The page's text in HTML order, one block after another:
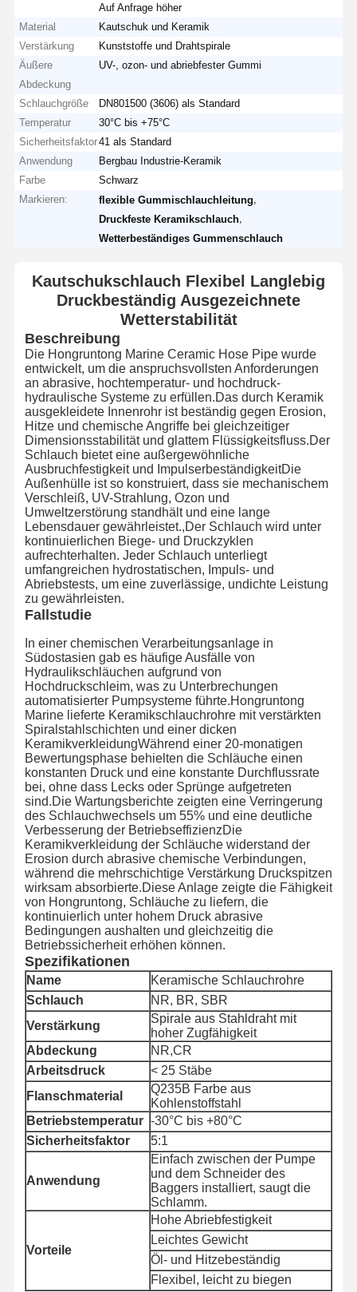
Heim Produkte Über Uns
Werksbesicht
Qualitätskont
Rolle
Kontaktieren
Sie Uns
Neuigkeiten Fälle
Blog
Bitte Um Ein
Angebot
Komposit-Schlauchrohr
Schlauchschlauch
Rotierender bohrender Schlauch
Chemische Schlauchrohre
Auf Anfrage höher
Material
Kautschuk und Keramik
Verstärkung
Kunststoffe und Drahtspirale
Äußere
Abdeckung
UV-, ozon- und abriebfester Gummi
Schlauchgröße
DN801500 (3606) als Standard
Temperatur
30°C bis +75°C
Sicherheitsfaktor41 als Standard
Anwendung
Bergbau Industrie-Keramik
Farbe
Schwarz
Markieren:
flexible Gummischlauchleitung
Druckfeste Keramikschlauch
Wetterbeständiges Gummenschlauch
Kautschukschlauch Flexibel Langlebig
Druckbeständig Ausgezeichnete
Wetterstabilität
Beschreibung
Die Hongruntong Marine Ceramic Hose Pipe wurde
entwickelt, um die anspruchsvollsten Anforderungen
an abrasive, hochtemperatur- und hochdruck-
hydraulische Systeme zu erfüllen.Das durch Keramik
ausgekleidete Innenrohr ist beständig gegen Erosion,
Hitze und chemische Angriffe bei gleichzeitiger
Dimensionsstabilität und glattem Flüssigkeitsfluss.Der
Schlauch bietet eine außergewöhnliche
Ausbruchfestigkeit und ImpulserbeständigkeitDie
Außenhülle ist so konstruiert, dass sie mechanischem
Verschleiß, UV-Strahlung, Ozon und
Umweltzerstörung standhält und eine lange
Lebensdauer gewährleistet.,Der Schlauch wird unter
kontinuierlichen Biege- und Druckzyklen
aufrechterhalten. Jeder Schlauch unterliegt
umfangreichen hydrostatischen, Impuls- und
Abriebstests, um eine zuverlässige, undichte Leistung
zu gewährleisten.
Fallstudie
In einer chemischen Verarbeitungsanlage in
Südostasien gab es häufige Ausfälle von
Hydraulikschläuchen aufgrund von
Hochdruckschleim, was zu Unterbrechungen
automatisierter Pumpsysteme führte.Hongruntong
Marine lieferte Keramikschlauchrohre mit verstärkten
Spiralstahlschichten und einer dicken
KeramikverkleidungWährend einer 20-monatigen
Bewertungsphase behielten die Schläuche einen
konstanten Druck und eine konstante Durchflussrate
bei, ohne dass Lecks oder Sprünge aufgetreten
sind.Die Wartungsberichte zeigten eine Verringerung
des Schlauchwechsels um 55% und eine deutliche
Verbesserung der BetriebseffizienzDie
Keramikverkleidung der Schläuche widerstand der
Erosion durch abrasive chemische Verbindungen,
während die mehrschichtige Verstärkung Druckspitzen
wirksam absorbierte.Diese Anlage zeigte die Fähigkeit
von Hongruntong, Schläuche zu liefern, die
kontinuierlich unter hohem Druck abrasive
Bedingungen aushalten und gleichzeitig die
Betriebssicherheit erhöhen können.
Spezifikationen
Name
Keramische Schlauchrohre
Schlauch
NR, BR, SBR
Verstärkung
Spirale aus Stahldraht mit
hoher Zugfähigkeit
Abdeckung
NR,CR
Arbeitsdruck
< 25 Stäbe
Flanschmaterial
Q235B Farbe aus
Kohlenstoffstahl
Betriebstemperatur -30°C bis +80°C
Sicherheitsfaktor
5:1
Anwendung
Einfach zwischen der Pumpe
und dem Schneider des
Baggers installiert, saugt die
Schlamm.
Vorteile
Hohe Abriebfestigkeit
Leichtes Gewicht
Öl- und Hitzebeständig
Flexibel, leicht zu biegen